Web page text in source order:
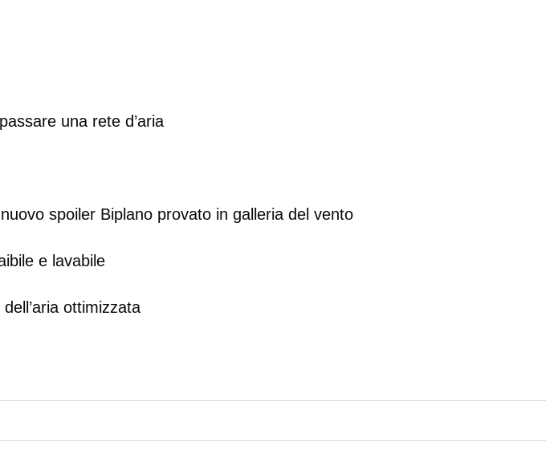
una rete d’aria
spoiler Biplano provato in galleria del vento
e lavabile
ottimizzata